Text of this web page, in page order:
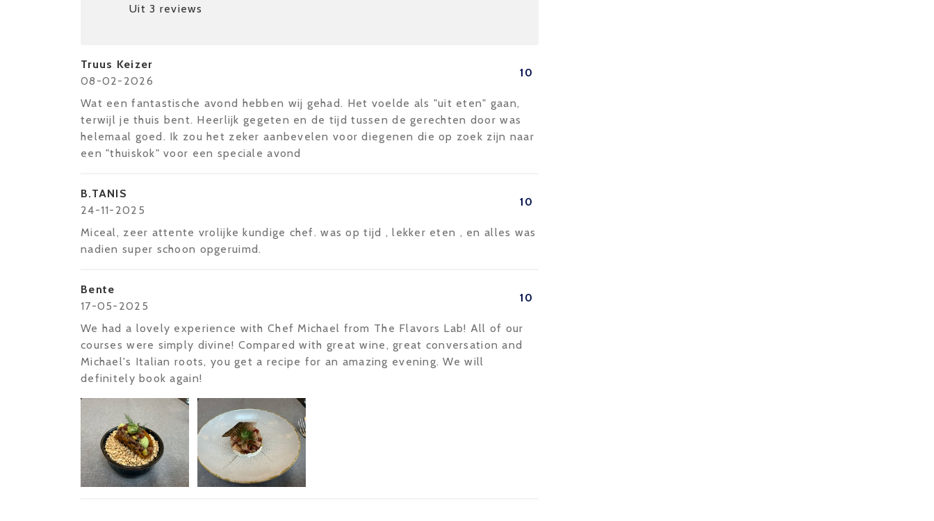
Uit 3 reviews
Truus Keizer
08-02-2026
10
Wat een fantastische avond hebben wij gehad. Het voelde als "uit eten" gaan,
terwijl je thuis bent. Heerlijk gegeten en de tijd tussen de gerechten door was
helemaal goed. Ik zou het zeker aanbevelen voor diegenen die op zoek zijn naar
een "thuiskok" voor een speciale avond
B.TANIS
24-11-2025
10
Miceal, zeer attente vrolijke kundige chef. was op tijd , lekker eten , en alles was
nadien super schoon opgeruimd.
Bente
17-05-2025
10
We had a lovely experience with Chef Michael from The Flavors Lab! All of our
courses were simply divine! Compared with great wine, great conversation and
Michael's Italian roots, you get a recipe for an amazing evening. We will
definitely book again!